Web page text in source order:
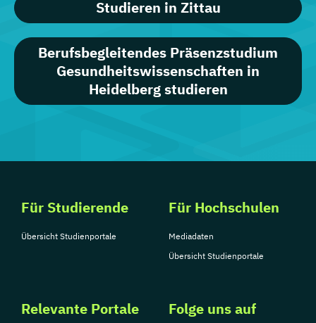
Studieren in Zittau
Berufsbegleitendes Präsenzstudium
Gesundheitswissenschaften in
Heidelberg studieren
Für Studierende
Übersicht Studienportale
Für Hochschulen
Mediadaten
Übersicht Studienportale
Relevante Portale Folge uns auf